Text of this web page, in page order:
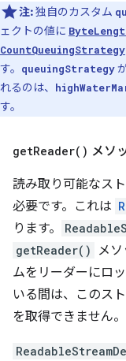
注:独自のカスタム
ェクトの値に
CountQueuingStrategy
す。
queuingStrategy
れるのは、
す。
getReader( ) メソ
読み取り可能なス
必要です。これは
ります。
getReader()
メ
ムをリーダーにロ
いる間は、このス
を取得できません。